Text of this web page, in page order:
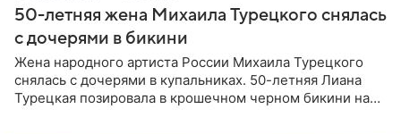
50-летняя жена Михаила Турецкого снялась
с дочерями в бикини
Жена народного артиста России Михаила Турецкого
снялась с дочерями в купальниках. 50-летняя Лиана
Турецкая позировала в крошечном черном бикини на